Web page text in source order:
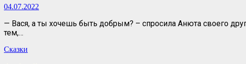
04.07.2022
— Вася, а ты хочешь быть добрым? – спросила Анюта своего
тем,…
Сказки